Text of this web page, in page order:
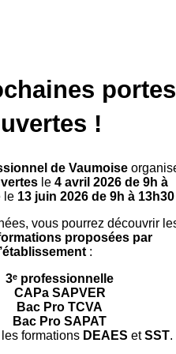
portes
!
de Vaumoise
le 4 avril 2026 de 9h à
le 13 juin 2026 de 9h à 13h30
vous pourrez découvrir
proposées par
l’établissement:
3ᵉ professionnelle
CAPa SAPVER
Bac Pro TCVA
Bac Pro SAPAT
formations DEAES etSST.